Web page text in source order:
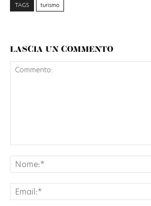
TAGS turismo
LASCIA UN COMMENTO